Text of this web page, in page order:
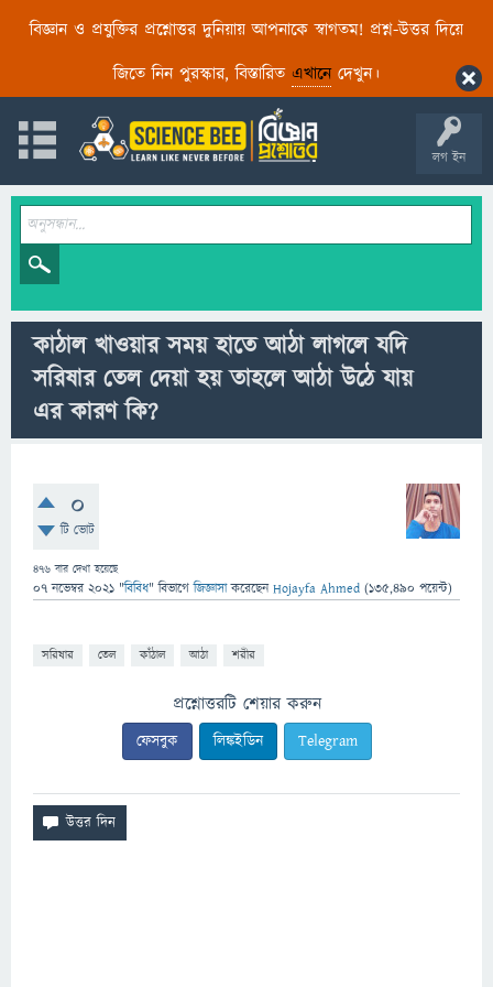
বিজ্ঞান ও প্রযুক্তির প্রশ্নোত্তর দুনিয়ায় আপনাকে স্বাগতম! প্রশ্ন-উত্তর দিয়ে
জিতে নিন পুরস্কার, বিস্তারিত এখানেদেখুন।
লগ ইন
কাঠাল খাওয়ার সময় হাতে আঠা লাগলে যদি
সরিষার তেল দেয়া হয় তাহলে আঠা উঠে যায়
এর কারণ কি?
0
টি ভোট
476 বার দেখা হয়েছে
07 নভেম্বর 2021 "বিবিধ" বিভাগে জিজ্ঞাসাকরেছেনHojayfa Ahmed (135,490 পয়েন্ট)
সরিষার তেল কাঁঠাল আঠা শরীর
প্রশ্নোত্তরটি শেয়ার করুন
ফেসবুক লিঙ্কইডিন Telegram